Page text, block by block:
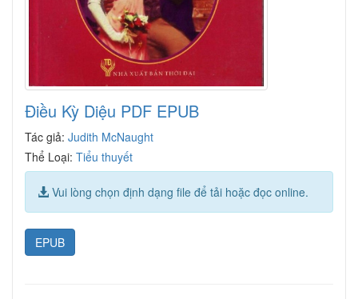
Điều Kỳ Diệu PDF EPUB
Tác giả: Judith McNaught
Thể Loại: Tiểu thuyết
Vui lòng chọn định dạng file để tải hoặc đọc online.
EPUB